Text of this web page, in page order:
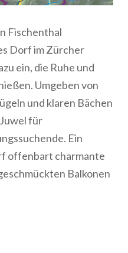
Fischenthal
Dorf im Zürcher
ein, die Ruhe und
Umgeben von
und klaren Bächen
für
Ein
offenbart charmante
Balkonen